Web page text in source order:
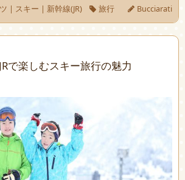
| スキー | 新幹線(JR) 旅行 Bucciarati
で楽しむスキー旅行の魅力